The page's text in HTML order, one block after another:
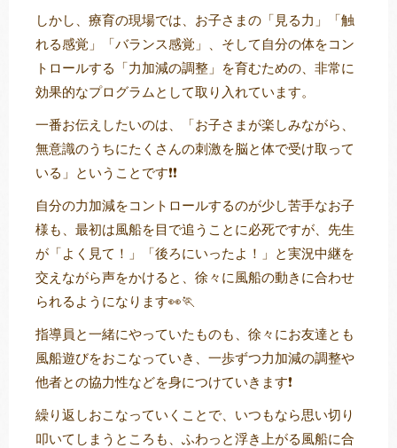
しかし、療育の現場では、お子さまの「見る力」「触
れる感覚」「バランス感覚」、そして自分の体をコン
トロールする「力加減の調整」を育むための、非常に
効果的なプログラムとして取り入れています。
一番お伝えしたいのは、「お子さまが楽しみながら、
無意識のうちにたくさんの刺激を脳と体で受け取って
いる」ということです❗❗
自分の力加減をコントロールするのが少し苦手なお子
様も、最初は風船を目で追うことに必死ですが、先生
が「よく見て！」「後ろにいったよ！」と実況中継を
交えながら声をかけると、徐々に風船の動きに合わせ
られるようになります👀🏃
指導員と一緒にやっていたものも、徐々にお友達とも
風船遊びをおこなっていき、一歩ずつ力加減の調整や
他者との協力性などを身につけていきます❗
繰り返しおこなっていくことで、いつもなら思い切り
叩いてしまうところも、ふわっと浮き上がる風船に合